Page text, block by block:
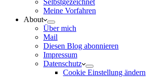
Selbstgezeichnet
Meine Vorfahren
About
Über mich
Mail
Diesen Blog abonnieren
Impressum
Datenschutz
Cookie Einstellung ändern